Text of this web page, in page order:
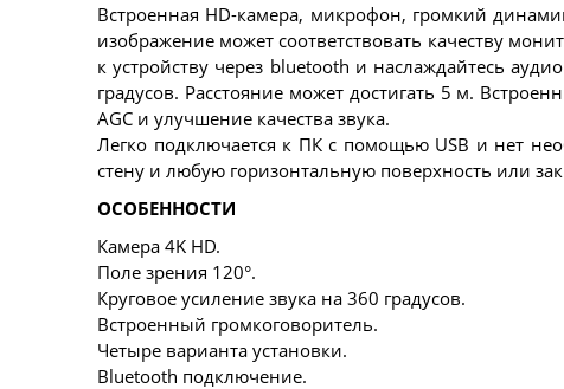
Встроенная HD-камера, микрофон, громкий
изображение может соответствовать качеству
к устройству через bluetooth и наслаждайтесь
градусов. Расстояние может достигать 5 м.
AGC и улучшение качества звука.
Легко подключается к ПК с помощью USB и нет
стену и любую горизонтальную поверхность или
ОСОБЕННОСТИ
Камера 4K HD.
Поле зрения 120°.
Круговое усиление звука на 360 градусов.
Встроенный громкоговоритель.
Четыре варианта установки.
Bluetooth подключение.